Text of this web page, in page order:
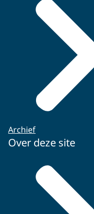
Archief
Over deze site